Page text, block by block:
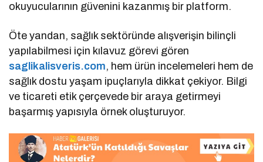
okuyucularının güvenini kazanmış bir platform.
Öte yandan, sağlık sektöründe alışverişin bilinçli
yapılabilmesi için kılavuz görevi gören
saglikalisveris.com, hem ürün incelemeleri hem de
sağlık dostu yaşam ipuçlarıyla dikkat çekiyor. Bilgi
ve ticareti etik çerçevede bir araya getirmeyi
başarmış yapısıyla örnek oluşturuyor.